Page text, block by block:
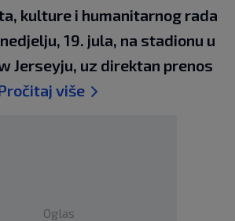
kulture i humanitarnog rada
19. jula, na stadionu u
Jerseyju, uz direktan prenos
više
Oglas